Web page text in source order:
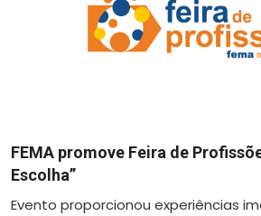
FEMA promove Feira de
Escolha”
Evento proporcionou experiências